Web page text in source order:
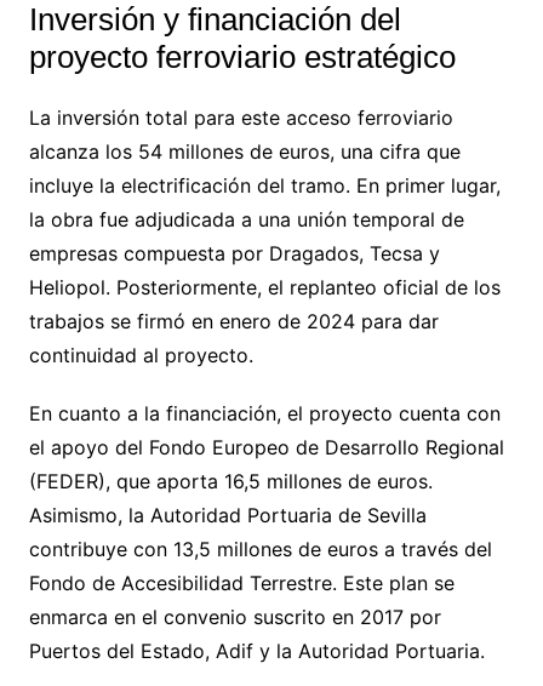
Inversión y financiación del
proyecto ferroviario estratégico
La inversión total para este acceso ferroviario
alcanza los 54 millones de euros, una cifra que
incluye la electrificación del tramo. En primer lugar,
la obra fue adjudicada a una unión temporal de
empresas compuesta por Dragados, Tecsa y
Heliopol. Posteriormente, el replanteo oficial de los
trabajos se firmó en enero de 2024 para dar
continuidad al proyecto.
En cuanto a la financiación, el proyecto cuenta con
el apoyo del Fondo Europeo de Desarrollo Regional
(FEDER), que aporta 16,5 millones de euros.
Asimismo, la Autoridad Portuaria de Sevilla
contribuye con 13,5 millones de euros a través del
Fondo de Accesibilidad Terrestre. Este plan se
enmarca en el convenio suscrito en 2017 por
Puertos del Estado, Adif y la Autoridad Portuaria.